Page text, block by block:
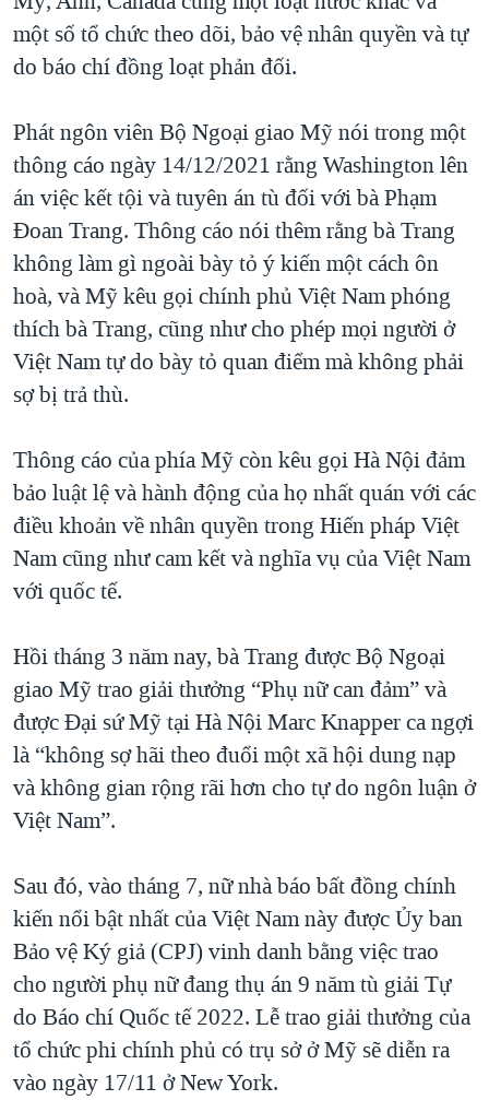
một số tổ chức theo dõi, bảo vệ nhân quyền và tự
do báo chí đồng loạt phản đối.
Phát ngôn viên Bộ Ngoại giao Mỹ nói trong một
thông cáo ngày 14/12/2021 rằng Washington lên
án việc kết tội và tuyên án tù đối với bà Phạm
Đoan Trang. Thông cáo nói thêm rằng bà Trang
không làm gì ngoài bày tỏ ý kiến một cách ôn
hoà, và Mỹ kêu gọi chính phủ Việt Nam phóng
thích bà Trang, cũng như cho phép mọi người ở
Việt Nam tự do bày tỏ quan điểm mà không phải
sợ bị trả thù.
Thông cáo của phía Mỹ còn kêu gọi Hà Nội đảm
bảo luật lệ và hành động của họ nhất quán với các
điều khoản về nhân quyền trong Hiến pháp Việt
Nam cũng như cam kết và nghĩa vụ của Việt Nam
với quốc tế.
Hồi tháng 3 năm nay, bà Trang được Bộ Ngoại
giao Mỹ trao giải thưởng “Phụ nữ can đảm” và
được Đại sứ Mỹ tại Hà Nội Marc Knapper ca ngợi
là “không sợ hãi theo đuổi một xã hội dung nạp
và không gian rộng rãi hơn cho tự do ngôn luận ở
Việt Nam”.
Sau đó, vào tháng 7, nữ nhà báo bất đồng chính
kiến nổi bật nhất của Việt Nam này được Ủy ban
Bảo vệ Ký giả (CPJ) vinh danh bằng việc trao
cho người phụ nữ đang thụ án 9 năm tù giải Tự
do Báo chí Quốc tế 2022. Lễ trao giải thưởng của
tổ chức phi chính phủ có trụ sở ở Mỹ sẽ diễn ra
vào ngày 17/11 ở New York.